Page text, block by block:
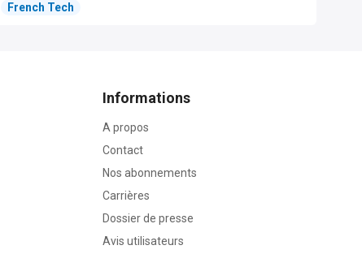
French Tech
Informations
A propos
Contact
Nos abonnements
Carrières
Dossier de presse
Avis utilisateurs